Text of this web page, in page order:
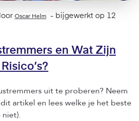
Oscar Helm - bijgewerkt op 12
en Wat Zijn
uit te proberen? Neem
artikel en lees welke je het beste
niet).